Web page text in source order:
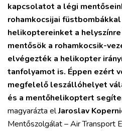
kapcsolatot a légi
rohamkocsijai
helikoptereinket a
mentősök a rohamkocsik-
elvégezték a helikopter
tanfolyamot is. Éppen ezért
megfelelő leszállóhelyet
és a mentőhelikoptert
magyarázta elJaroslav
Mentőszolgálat – Air Transport